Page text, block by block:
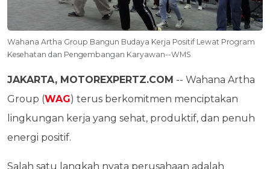
Wahana Artha Group Bangun Budaya Kerja Positif Lewat Program
Kesehatan dan Pengembangan Karyawan--WMS
JAKARTA, MOTOREXPERTZ.COM -- Wahana Artha
Group (WAG) terus berkomitmen menciptakan
lingkungan kerja yang sehat, produktif, dan penuh
energi positif.
Salah satu langkah nyata perusahaan adalah